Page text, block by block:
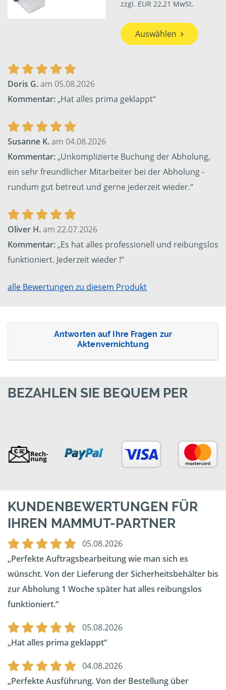
zzgl. EUR 22,21 MwSt.
Auswählen
Doris G.am 05.08.2026
Kommentar:„Hat alles prima geklappt“
Susanne K.am 04.08.2026
Kommentar:„Unkomplizierte Buchung der Abholung,
ein sehr freundlicher Mitarbeiter bei der Abholung -
rundum gut betreut und gerne jederzeit wieder.“
Oliver H.am 22.07.2026
Kommentar:„Es hat alles professionell und reibungslos
funktioniert. Jederzeit wieder !“
alle Bewertungen zu diesem Produkt
Antworten auf Ihre Fragen zur
Aktenvernichtung
BEZAHLEN SIE BEQUEM PER
KUNDENBEWERTUNGEN FÜR
IHREN MAMMUT-PARTNER
05.08.2026
Perfekte Auftragsbearbeitung wie man sich es
wünscht. Von der Lieferung der Sicherheitsbehälter bis
zur Abholung 1 Woche später hat alles reibungslos
funktioniert.
05.08.2026
Hat alles prima geklappt
04.08.2026
Perfekte Ausführung. Von der Bestellung über